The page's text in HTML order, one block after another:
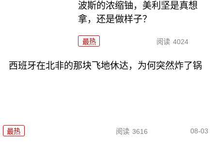
波斯的浓缩铀，美利坚是真想
拿，还是做样子？
最热 阅读 4024
西班牙在北非的那块飞地休达，为何突然炸了锅
最热 阅读 3616 08-03